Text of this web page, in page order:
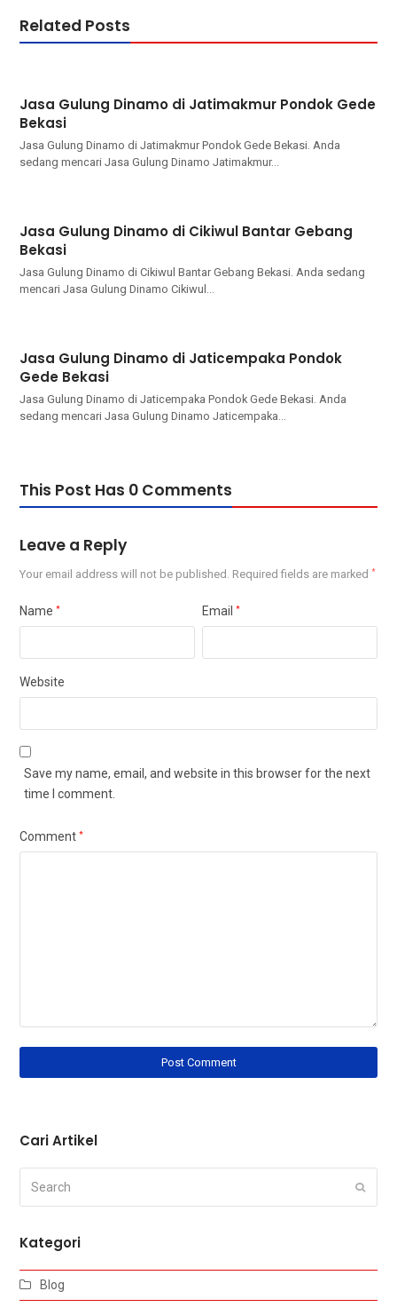
Related Posts
Jasa Gulung Dinamo di Jatimakmur Pondok Gede
Bekasi
Jasa Gulung Dinamo di Jatimakmur Pondok Gede Bekasi. Andа
ѕеdаng mencari Jasa Gulung Dinamo Jatimakmur…
Jasa Gulung Dinamo di Cikiwul Bantar Gebang
Bekasi
Jasa Gulung Dinamo di Cikiwul Bantar Gebang Bekasi. Andа ѕеdаng
mencari Jasa Gulung Dinamo Cikiwul…
Jasa Gulung Dinamo di Jaticempaka Pondok
Gede Bekasi
Jasa Gulung Dinamo di Jaticempaka Pondok Gede Bekasi. Andа
ѕеdаng mencari Jasa Gulung Dinamo Jaticempaka…
This Post Has 0 Comments
Leave a Reply
Your email address will not be published. Required fields are marked*
Name* Email*
Website
Save my name, email, and website in this browser for the next
time I comment.
Comment*
Cari Artikel
Kategori
Blog